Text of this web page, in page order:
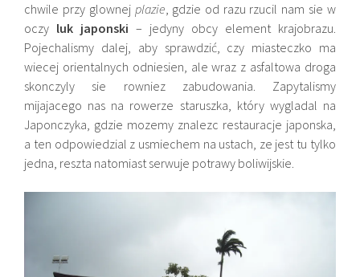
chwile przy glownej plazie, gdzie od razu rzucil nam sie w
oczy luk japonski – jedyny obcy element krajobrazu.
Pojechalismy dalej, aby sprawdzić, czy miasteczko ma
wiecej orientalnych odniesien, ale wraz z asfaltowa droga
skonczyly sie rowniez zabudowania. Zapytalismy
mijajacego nas na rowerze staruszka, który wygladal na
Japonczyka, gdzie mozemy znalezc restauracje japonska,
a ten odpowiedzial z usmiechem na ustach, ze jest tu tylko
jedna, reszta natomiast serwuje potrawy boliwijskie.